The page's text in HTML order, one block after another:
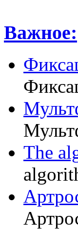
Важное:
The